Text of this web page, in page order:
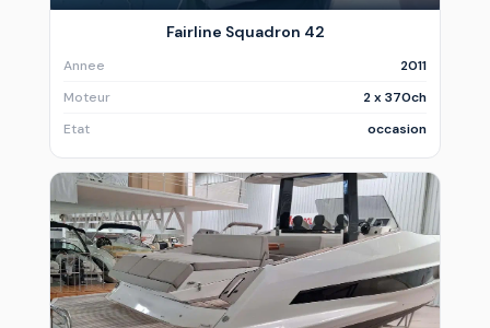
Fairline Squadron 42
Annee
2011
Moteur
2 x 370ch
Etat
occasion